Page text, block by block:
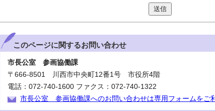
送信
このページに関するお問い合わせ
市長公室 参画協働課
〒666-8501 川西市中央町12番1号 市役所4階
電話：072-740-1600 ファクス：072-740-1322
市長公室 参画協働課へのお問い合わせは専用フォームをご